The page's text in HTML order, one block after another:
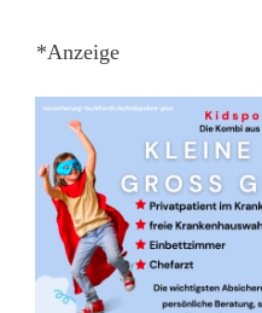
*Anzeige